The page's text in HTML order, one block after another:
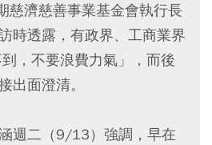
慈濟慈善事業基金會執行長
時透露，有政界、工商業界
，不要浪費力氣」，而後
出面澄清。
週二（9/13）強調，早在